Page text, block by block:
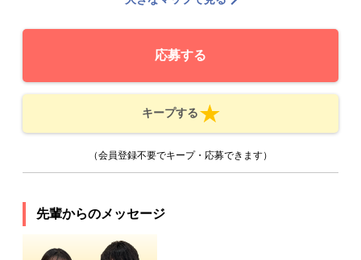
応募する
キープする
（会員登録不要でキープ・応募できます）
先輩からのメッセージ